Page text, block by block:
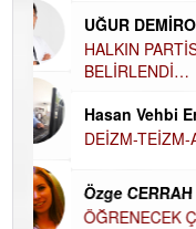
UĞUR DEMİROĞLU
HALKIN
BELİRLENDİ…
Hasan Vehbi Ersoy
DEİZM-TEİZM-
Özge CERRAH
ÖĞRENECEK ÇOK